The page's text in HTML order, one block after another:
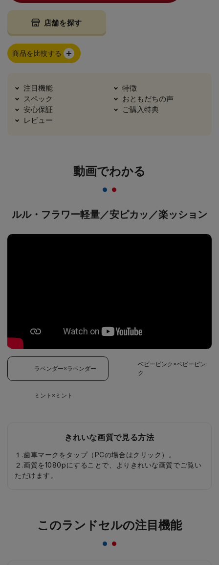
店舗を探す
商品を比較する
注目機能
特徴
スペック
おともだちの声
安心保証
ご購入特典
レビュー
動画でわかる
ルル・フラワー軽量／安ピカッ／楽ッション
ラベンダー×ラベンダー
ベビーピンク×ベビーピン
ク
ミント×ミント
きれいな画質で見る方法
１.歯車マークをタップ（PCの場合はクリック）。
２.画質を1080pにすることで、よりきれいな画質でご覧い
ただけます。
このランドセルの注目機能